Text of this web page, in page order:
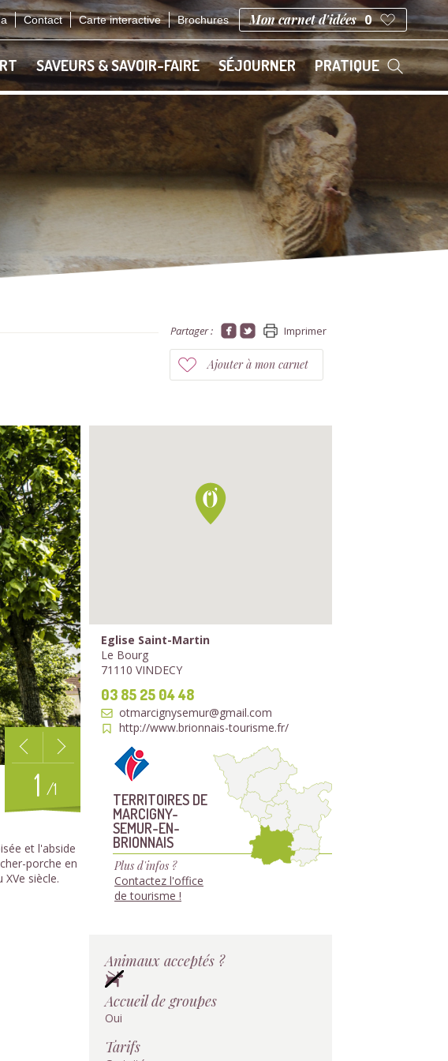
Contact Carte interactive Brochures Mon carnet d'idées 0
SAVEURS & SAVOIR-FAIRE SÉJOURNER PRATIQUE
Partager : Imprimer
Ajouter à mon carnet
1 /1
et l'abside
porche en
siècle.
Eglise Saint-Martin
Le Bourg
71110 VINDECY
03 85 25 04 48
otmarcignysemur@gmail.com
http://www.brionnais-tourisme.fr/
TERRITOIRES DE
MARCIGNY-
SEMUR-EN-
BRIONNAIS
Plus d'infos ?
Contactez l'office
de tourisme !
Animaux acceptés ?
Accueil de groupes
Oui
Tarifs